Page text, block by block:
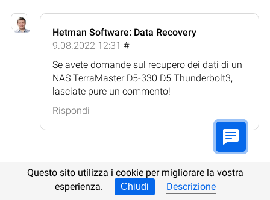
Hetman Software: Data Recovery
9.08.2022 12:31 #
Se avete domande sul recupero dei dati di un
NAS TerraMaster D5-330 D5 Thunderbolt3,
lasciate pure un commento!
Rispondi
Lasciate un commento
Questo sito utilizza i cookie per migliorare la vostra
esperienza.
Chiudi Descrizione